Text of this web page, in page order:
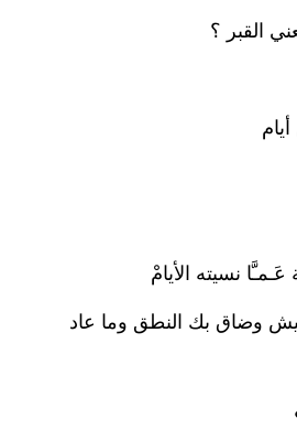
القبر ؟
نسيته الأيامْ
وضاق بك النطق وما عاد